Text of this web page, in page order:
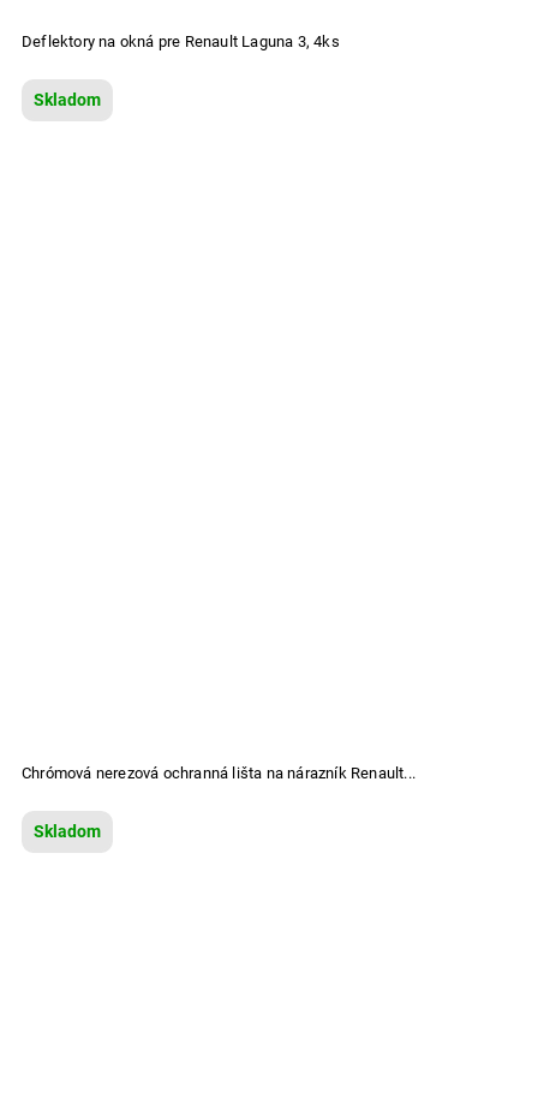
Deflektory na okná pre Renault Laguna 3, 4ks
Skladom
Chrómová nerezová ochranná lišta na nárazník Renault...
Skladom